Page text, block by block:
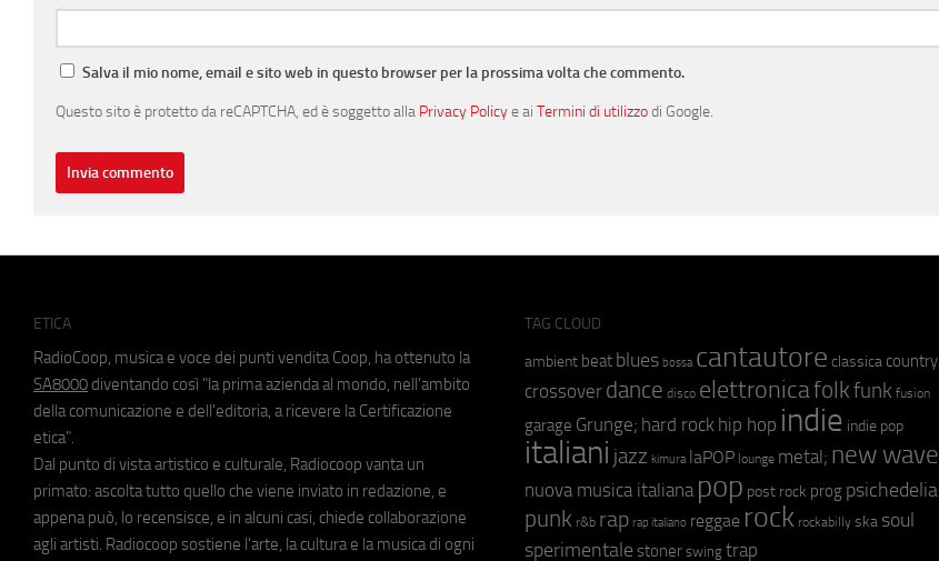
Salva il mio nome, email e sito web in questo browser per la prossima volta che commento.
Questo sito è protetto da reCAPTCHA, ed è soggetto alla Privacy Policye ai Termini di utilizzodi Google.
ETICA
RadioCoop, musica e voce dei punti vendita Coop, ha ottenuto la
SA8000 diventando così "la prima azienda al mondo, nell'ambito
della comunicazione e dell'editoria, a ricevere la Certificazione
etica".
Dal punto di vista artistico e culturale, Radiocoop vanta un
primato: ascolta tutto quello che viene inviato in redazione, e
appena può, lo recensisce, e in alcuni casi, chiede collaborazione
agli artisti. Radiocoop sostiene l'arte, la cultura e la musica di ogni
TAG CLOUD
ambient beat blues bossa cantautore classica country
crossover dance disco elettronicafolkfunk fusion
garage Grunge; hard rock hip hop indie indie pop
italiani jazz kimura laPOP lounge metal; new wave
nuova musica italiana pop post rock prog psichedelia
punk r&b rap rap italiano reggae rock rockabilly ska soul
sperimentale stoner swing trap